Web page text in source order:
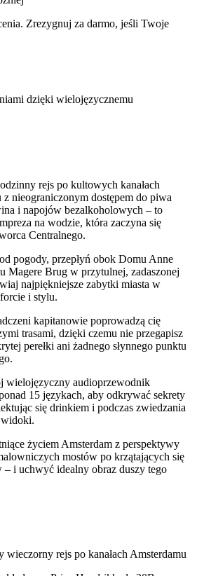
Zrezygnuj za darmo, jeśli Twoje
dzięki wielojęzycznemu
rejs po kultowych kanałach
z nieograniczonym dostępem do piwa
i napojów bezalkoholowych – to
na wodzie, która zaczyna się
Centralnego.
pogody, przepłyń obok Domu Anne
Magere Brug w przytulnej, zadaszonej
najpiękniejsze zabytki miasta w
i stylu.
kapitanowie poprowadzą cię
trasami, dzięki czemu nie przegapisz
perełki ani żadnego słynnego punktu
wielojęzyczny audioprzewodnik
15 językach, aby odkrywać sekrety
się drinkiem i podczas zwiedzania
życiem Amsterdam z perspektywy
mostów po krzątających się
– i uchwyć idealny obraz duszy tego
wieczorny rejs po kanałach Amsterdamu